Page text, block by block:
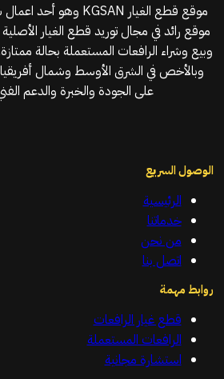
موقع رائد في مجال توريد قطع الغيار الأصلية
وبيع وشراء الرافعات المستعملة بحالة
وبالأخص في الشرق الأوسط وشمال
على الجودة والخبرة والدعم
الوصول السريع
الرئيسية
خدماتنا
من نحن
اتصل بنا
روابط مهمة
قطع غيار الرافعات
الرافعات المستعملة
استشارة مجانية